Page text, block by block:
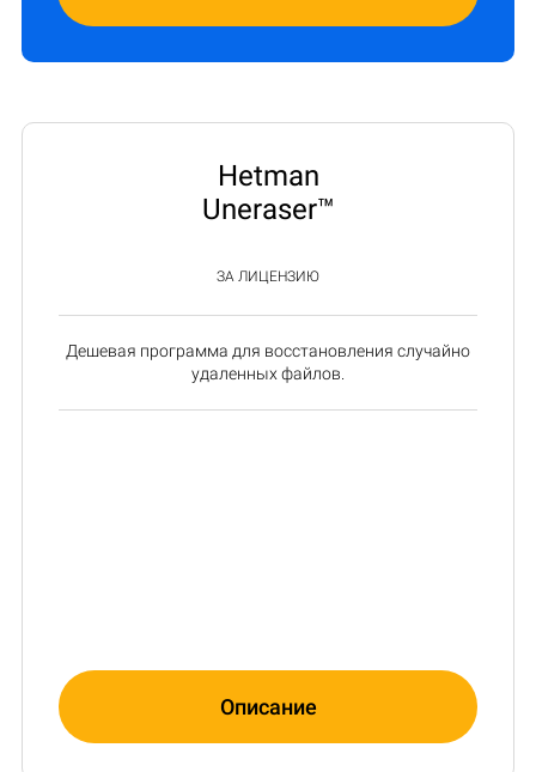
Hetman
Uneraser™
ЗА ЛИЦЕНЗИЮ
Дешевая программа для восстановления случайно
удаленных файлов.
Описание